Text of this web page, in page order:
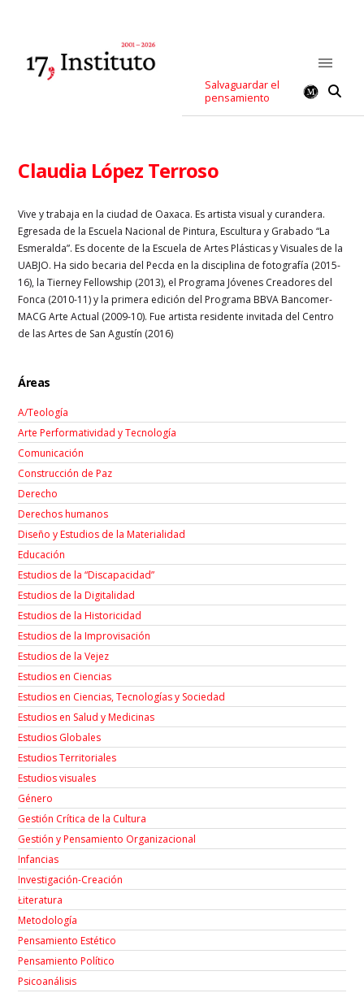
Salvaguardar el
pensamiento
Claudia López Terroso
Vive y trabaja en la ciudad de Oaxaca. Es artista visual y curandera.
Egresada de la Escuela Nacional de Pintura, Escultura y Grabado “La
Esmeralda”. Es docente de la Escuela de Artes Plásticas y Visuales de la
UABJO. Ha sido becaria del Pecda en la disciplina de fotografía (2015-
16), la Tierney Fellowship (2013), el Programa Jóvenes Creadores del
Fonca (2010-11) y la primera edición del Programa BBVA Bancomer-
MACG Arte Actual (2009-10). Fue artista residente invitada del Centro
de las Artes de San Agustín (2016)
Áreas
A/Teología
Arte Performatividad y Tecnología
Comunicación
Construcción de Paz
Derecho
Derechos humanos
Diseño y Estudios de la Materialidad
Educación
Estudios de la “Discapacidad”
Estudios de la Digitalidad
Estudios de la Historicidad
Estudios de la Improvisación
Estudios de la Vejez
Estudios en Ciencias
Estudios en Ciencias, Tecnologías y Sociedad
Estudios en Salud y Medicinas
Estudios Globales
Estudios Territoriales
Estudios visuales
Género
Gestión Crítica de la Cultura
Gestión y Pensamiento Organizacional
Infancias
Investigación-Creación
Łiteratura
Metodología
Pensamiento Estético
Pensamiento Político
Psicoanálisis